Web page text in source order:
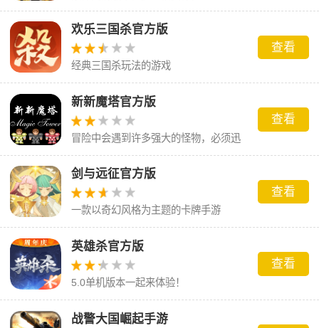
欢乐三国杀官方版
经典三国杀玩法的游戏
查看
新新魔塔官方版
冒险中会遇到许多强大的怪物，必须迅
速击败它们
查看
剑与远征官方版
一款以奇幻风格为主题的卡牌手游
查看
英雄杀官方版
5.0单机版本一起来体验！
查看
战警大国崛起手游